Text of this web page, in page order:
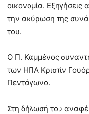
οικονομία. Εξηγήσεις
την ακύρωση της
του.
Ο Π. Καμμένος
των ΗΠΑ Κριστίν
Πεντάγωνο.
Στη δήλωσή του